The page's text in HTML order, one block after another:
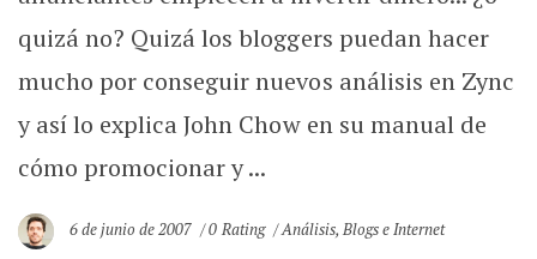
quizá no? Quizá los bloggers puedan hacer
mucho por conseguir nuevos análisis en Zync
y así lo explica John Chow en su manual de
cómo promocionar y ...
6 de junio de 2007 0 Rating Análisis,Blogs e Internet